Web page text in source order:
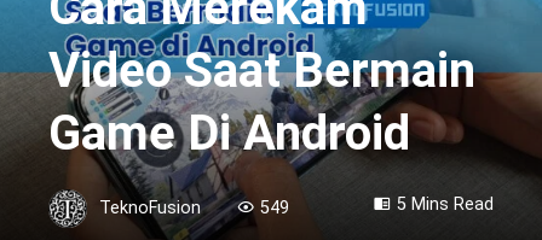
Video Saat Bermain
Game Di Android
TeknoFusion 549 5 Mins Read